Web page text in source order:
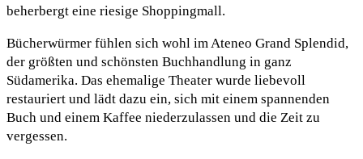
beherbergt eine riesige Shoppingmall.
Bücherwürmer fühlen sich wohl im Ateneo Grand Splendid,
der größten und schönsten Buchhandlung in ganz
Südamerika. Das ehemalige Theater wurde liebevoll
restauriert und lädt dazu ein, sich mit einem spannenden
Buch und einem Kaffee niederzulassen und die Zeit zu
vergessen.